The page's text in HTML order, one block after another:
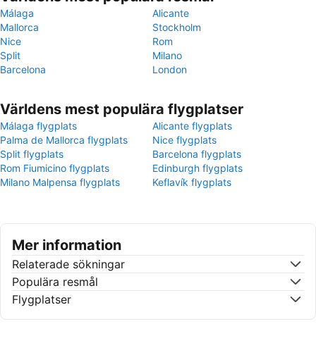
Málaga
Alicante
Mallorca
Stockholm
Nice
Rom
Split
Milano
Barcelona
London
Världens mest populära flygplatser
Málaga flygplats
Alicante flygplats
Palma de Mallorca flygplats
Nice flygplats
Split flygplats
Barcelona flygplats
Rom Fiumicino flygplats
Edinburgh flygplats
Milano Malpensa flygplats
Keflavík flygplats
Mer information
Relaterade sökningar
Populära resmål
Flygplatser